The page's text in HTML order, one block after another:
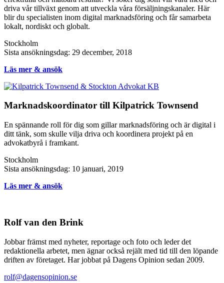
driva vår tillväxt genom att utveckla våra försäljningskanaler. Här
blir du specialisten inom digital marknadsföring och får samarbeta
lokalt, nordiskt och globalt.
Stockholm
Sista ansökningsdag: 29 december, 2018
Läs mer & ansök
Marknadskoordinator till Kilpatrick Townsend
En spännande roll för dig som gillar marknadsföring och är digital i
ditt tänk, som skulle vilja driva och koordinera projekt på en
advokatbyrå i framkant.
Stockholm
Sista ansökningsdag: 10 januari, 2019
Läs mer & ansök
Rolf van den Brink
Jobbar främst med nyheter, reportage och foto och leder det
redaktionella arbetet, men ägnar också rejält med tid till den löpande
driften av företaget. Har jobbat på Dagens Opinion sedan 2009.
rolf@dagensopinion.se